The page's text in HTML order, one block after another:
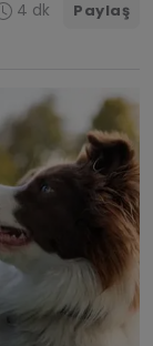
4 dk Paylaş